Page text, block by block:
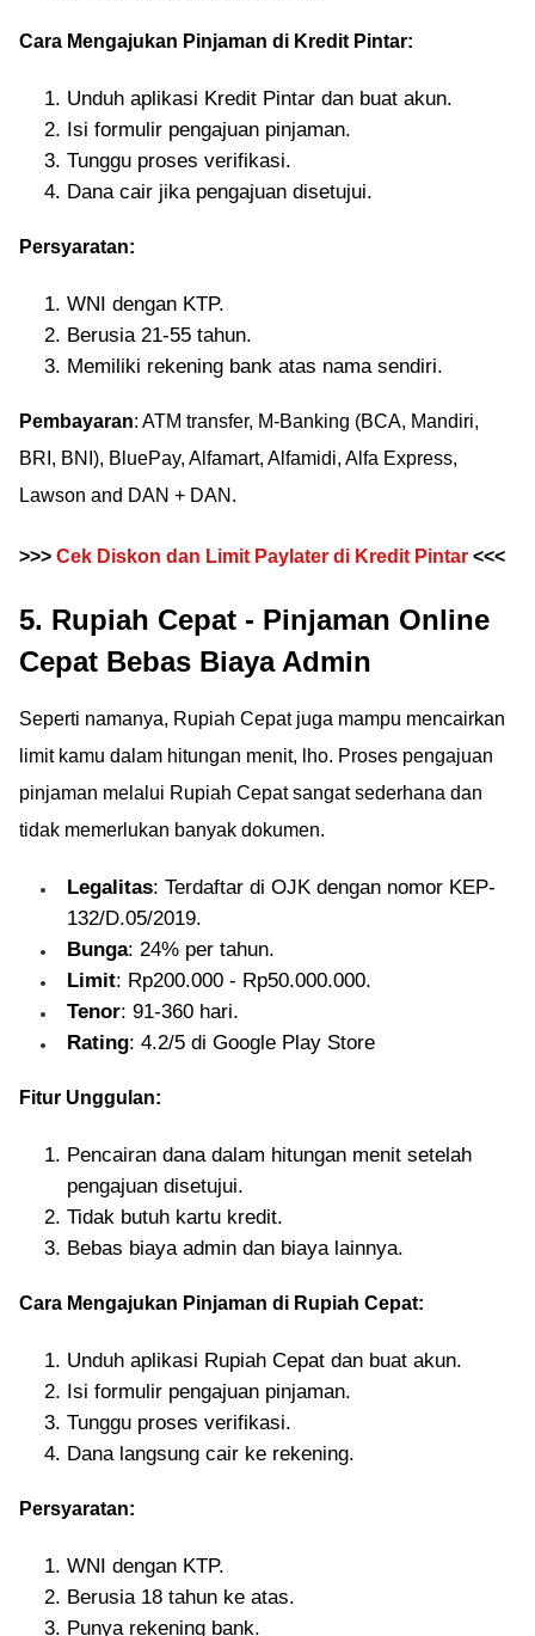
Cara Mengajukan Pinjaman di Kredit Pintar:
Unduh aplikasi Kredit Pintar dan buat akun.
Isi formulir pengajuan pinjaman.
Tunggu proses verifikasi.
Dana cair jika pengajuan disetujui.
Persyaratan:
WNI dengan KTP.
Berusia 21-55 tahun.
Memiliki rekening bank atas nama sendiri.
Pembayaran: ATM transfer, M-Banking (BCA, Mandiri,
BRI, BNI), BluePay, Alfamart, Alfamidi, Alfa Express,
Lawson and DAN + DAN.
>>> Cek Diskon dan Limit Paylater di Kredit Pintar <<<
5. Rupiah Cepat - Pinjaman Online
Cepat Bebas Biaya Admin
Seperti namanya, Rupiah Cepat juga mampu mencairkan
limit kamu dalam hitungan menit, lho. Proses pengajuan
pinjaman melalui Rupiah Cepat sangat sederhana dan
tidak memerlukan banyak dokumen.
Legalitas: Terdaftar di OJK dengan nomor KEP-
132/D.05/2019.
Bunga: 24% per tahun.
Limit: Rp200.000 - Rp50.000.000.
Tenor: 91-360 hari.
Rating: 4.2/5 di Google Play Store
Fitur Unggulan:
Pencairan dana dalam hitungan menit setelah
pengajuan disetujui.
Tidak butuh kartu kredit.
Bebas biaya admin dan biaya lainnya.
Cara Mengajukan Pinjaman di Rupiah Cepat:
Unduh aplikasi Rupiah Cepat dan buat akun.
Isi formulir pengajuan pinjaman.
Tunggu proses verifikasi.
Dana langsung cair ke rekening.
Persyaratan:
WNI dengan KTP.
Berusia 18 tahun ke atas.
Punya rekening bank.